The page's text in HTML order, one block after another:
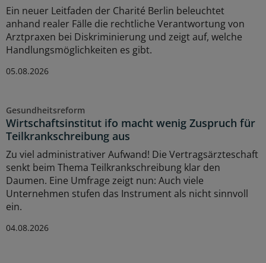
Ein neuer Leitfaden der Charité Berlin beleuchtet
anhand realer Fälle die rechtliche Verantwortung von
Arztpraxen bei Diskriminierung und zeigt auf, welche
Handlungsmöglichkeiten es gibt.
05.08.2026
Gesundheitsreform
Wirtschaftsinstitut ifo macht wenig Zuspruch für
Teilkrankschreibung aus
Zu viel administrativer Aufwand! Die Vertragsärzteschaft
senkt beim Thema Teilkrankschreibung klar den
Daumen. Eine Umfrage zeigt nun: Auch viele
Unternehmen stufen das Instrument als nicht sinnvoll
ein.
04.08.2026